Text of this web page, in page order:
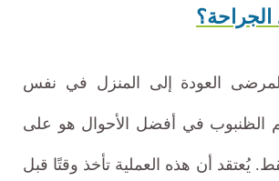
العودة إلى المنزل في نفس
الظنبوب في أفضل الأحوال هو على
يُعتقد أن هذه العملية تأخذ وقتًا قبل